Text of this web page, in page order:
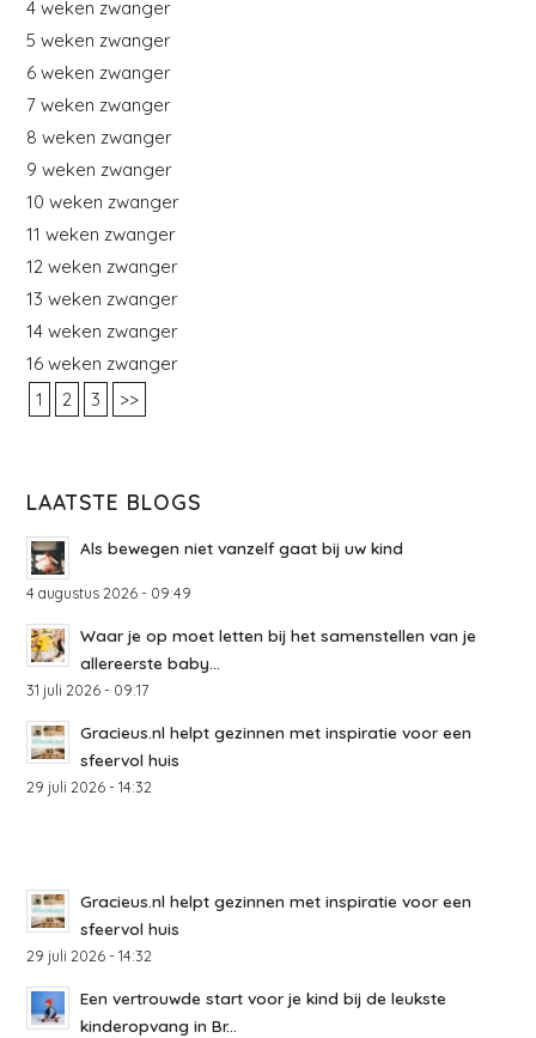
4 weken zwanger
5 weken zwanger
6 weken zwanger
7 weken zwanger
8 weken zwanger
9 weken zwanger
10 weken zwanger
11 weken zwanger
12 weken zwanger
13 weken zwanger
14 weken zwanger
16 weken zwanger
1
2 3 >>
LAATSTE BLOGS
Als bewegen niet vanzelf gaat bij uw kind
4 augustus 2026 - 09:49
Waar je op moet letten bij het samenstellen van je
allereerste baby...
31 juli 2026 - 09:17
Gracieus.nl helpt gezinnen met inspiratie voor een
sfeervol huis
29 juli 2026 - 14:32
Gracieus.nl helpt gezinnen met inspiratie voor een
sfeervol huis
29 juli 2026 - 14:32
Een vertrouwde start voor je kind bij de leukste
kinderopvang in Br...